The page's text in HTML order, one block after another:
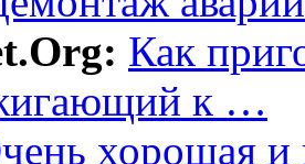
Как
к …
хорошая и